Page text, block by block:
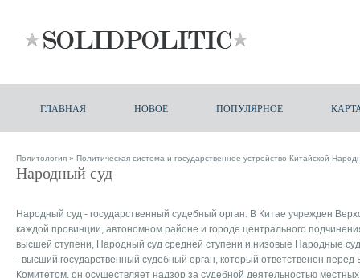
ГЛАВНАЯ НОВОЕ ПОПУЛЯРНОЕ
Политология » Политическая система и государственное устройство Китайской
Народный суд
Народный суд - государственный судебный орган. В Китае учрежден
каждой провинции, автономном районе и городе центрального
высшей ступени, Народный суд средней ступени и низовые Народные
- высший государственный судебный орган, который ответственен
Комитетом, он осуществляет надзор за судебной деятельностью